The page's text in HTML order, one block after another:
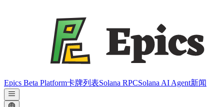
Epics Beta Platform卡牌列表Solana RPCSolana AI Agent新闻